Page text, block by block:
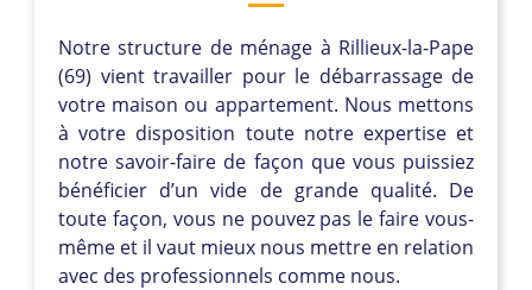
Notre structure de ménage à Rillieux-la-Pape
(69) vient travailler pour le débarrassage de
votre maison ou appartement. Nous mettons
à votre disposition toute notre expertise et
notre savoir-faire de façon que vous puissiez
bénéficier d’un vide de grande qualité. De
toute façon, vous ne pouvez pas le faire vous-
même et il vaut mieux nous mettre en relation
avec des professionnels comme nous.